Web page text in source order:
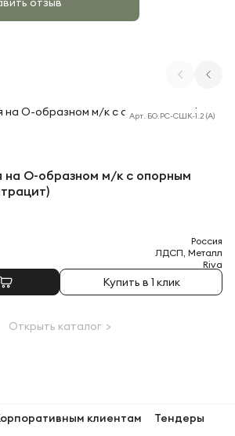
Арт. БО.РС-СШК-1.2 (A)
на О-образном м/к с опорным
Купить в 1 клик
Россия
ЛДСП, Металл
Riva
Открыть каталог >
клиентам
Тендеры